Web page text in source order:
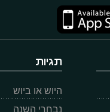
תגיות
היוש או ביוש
נבחרי השנה